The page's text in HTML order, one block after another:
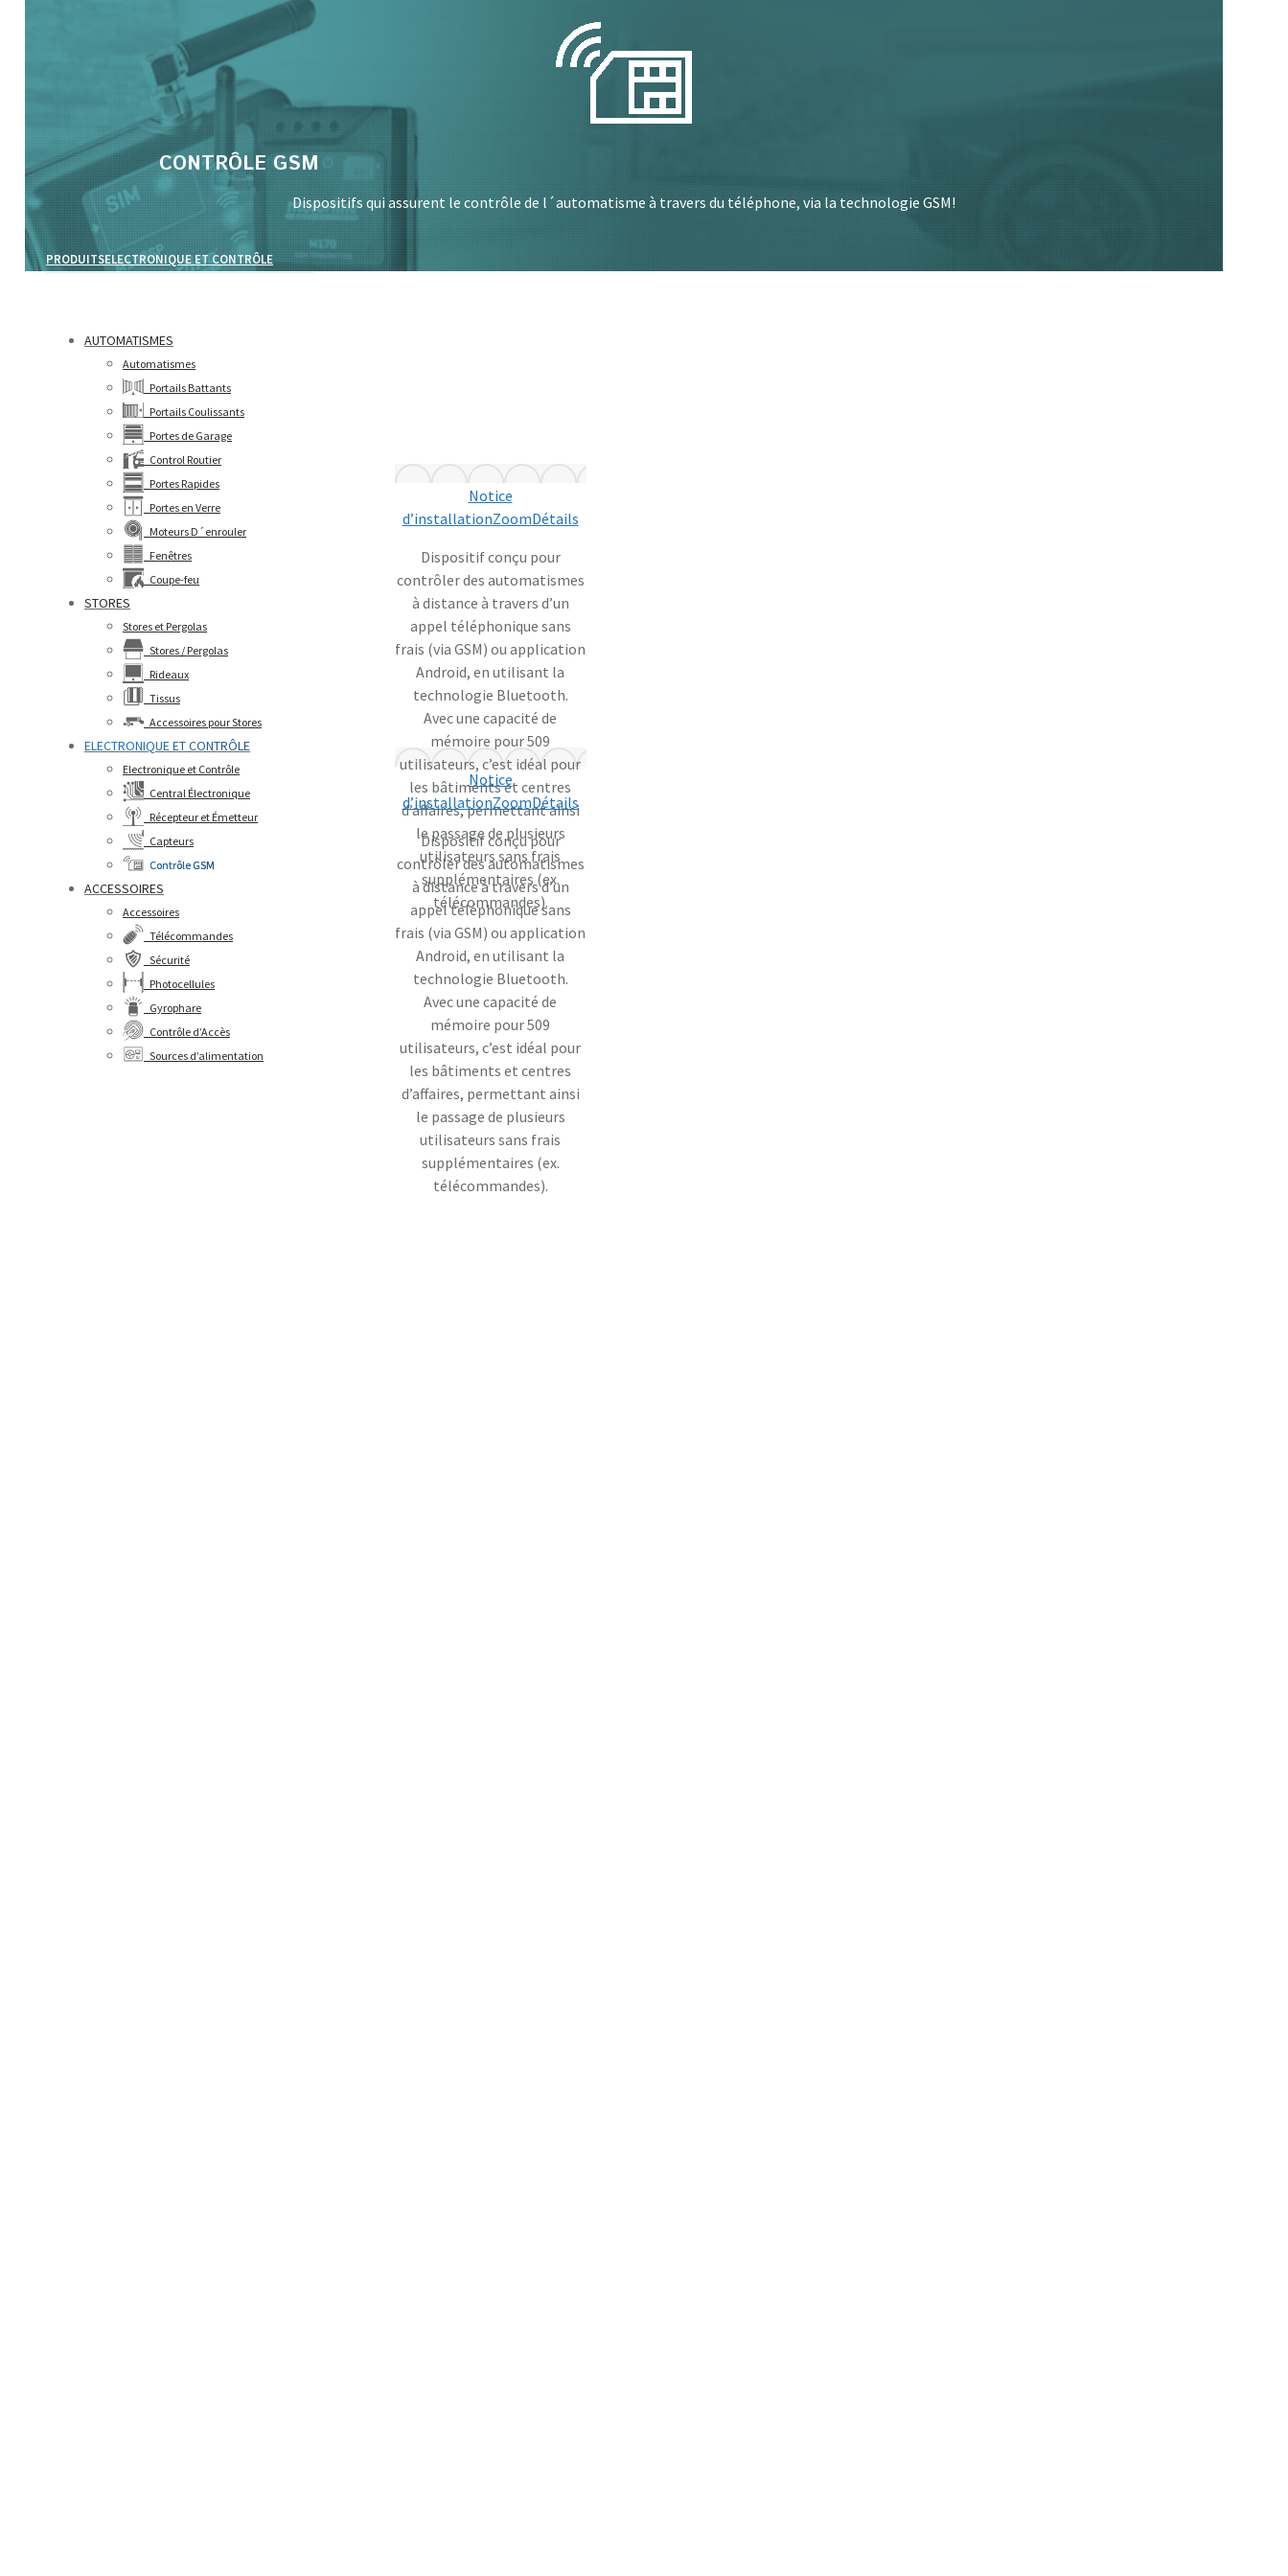
CONTRÔLE GSM
Dispositifs qui assurent le contrôle de l´automatisme à travers du téléphone, via la technologie GSM!
PRODUITSELECTRONIQUE ET CONTRÔLE
AUTOMATISMES
Automatismes
Portails Battants
Portails Coulissants
Portes de Garage
Control Routier
Portes Rapides
Portes en Verre
Moteurs D´enrouler
Fenêtres
Coupe-feu
STORES
Stores et Pergolas
Stores / Pergolas
Rideaux
Tissus
Accessoires pour Stores
ELECTRONIQUE ET CONTRÔLE
Electronique et Contrôle
Central Électronique
Récepteur et Émetteur
Capteurs
Contrôle GSM
ACCESSOIRES
Accessoires
Télécommandes
Sécurité
Photocellules
Gyrophare
Contrôle d’Accès
Sources d’alimentation
Notice
d’installationZoomDétails
Dispositif conçu pour
contrôler des automatismes
à distance à travers d’un
appel téléphonique sans
frais (via GSM) ou application
Android, en utilisant la
technologie Bluetooth.
Avec une capacité de
mémoire pour 509
utilisateurs, c’est idéal pour
les bâtiments et centres
d’affaires, permettant ainsi
le passage de plusieurs
utilisateurs sans frais
supplémentaires (ex.
télécommandes).
Notice
d’installationZoomDétails
Dispositif conçu pour
contrôler des automatismes
à distance à travers d’un
appel téléphonique sans
frais (via GSM) ou application
Android, en utilisant la
technologie Bluetooth.
Avec une capacité de
mémoire pour 509
utilisateurs, c’est idéal pour
les bâtiments et centres
d’affaires, permettant ainsi
le passage de plusieurs
utilisateurs sans frais
supplémentaires (ex.
télécommandes).